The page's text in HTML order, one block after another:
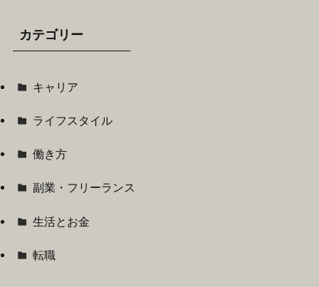
カテゴリー
キャリア
ライフスタイル
働き方
副業・フリーランス
生活とお金
転職